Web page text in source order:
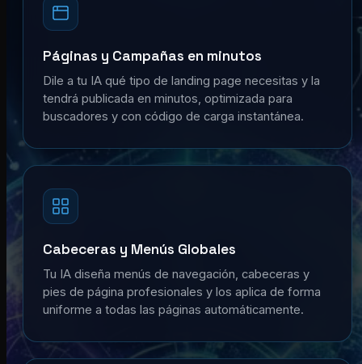
Páginas y Campañas en minutos
Dile a tu IA qué tipo de landing page necesitas y la
tendrá publicada en minutos, optimizada para
buscadores y con código de carga instantánea.
Cabeceras y Menús Globales
Tu IA diseña menús de navegación, cabeceras y
pies de página profesionales y los aplica de forma
uniforme a todas las páginas automáticamente.